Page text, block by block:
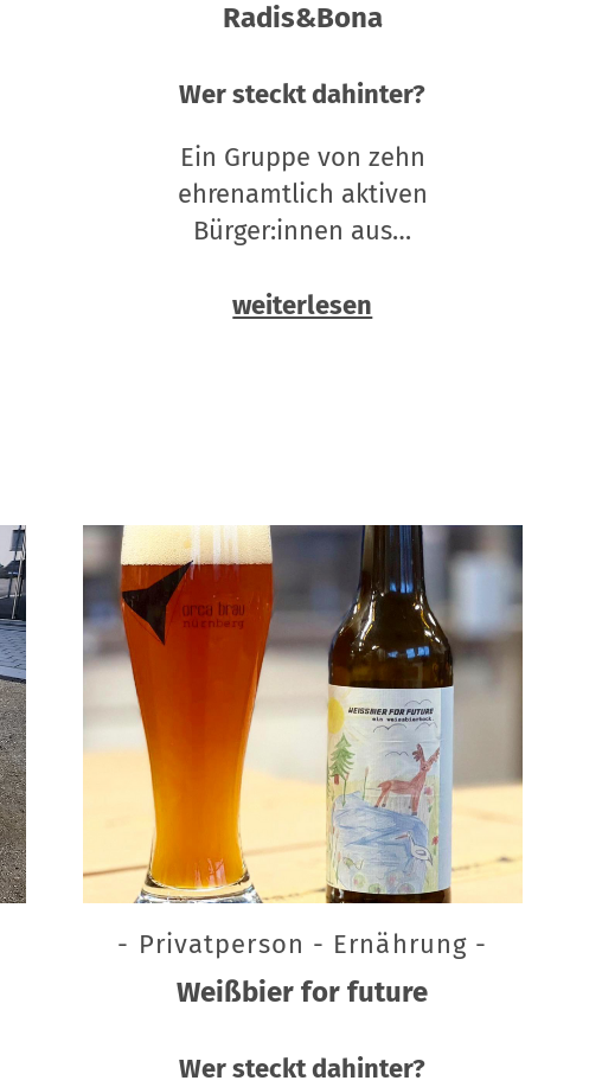
Radis&Bona
Wer steckt dahinter?
Ein Gruppe von zehn
ehrenamtlich aktiven
Bürger:innen aus…
weiterlesen
- Privatperson - Ernährung -
Weißbier for future
Wer steckt dahinter?